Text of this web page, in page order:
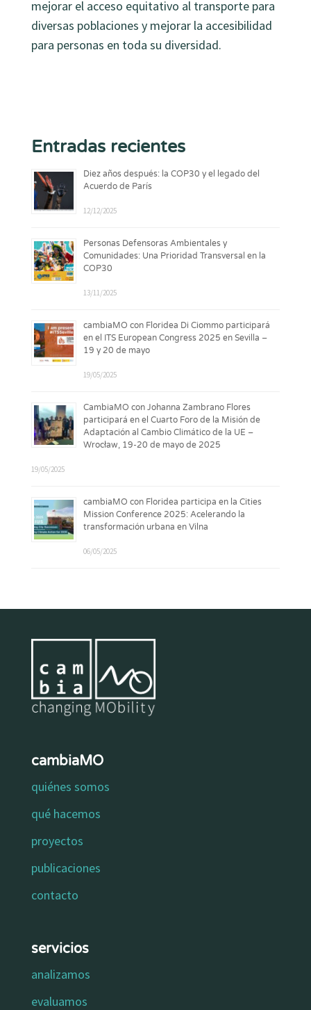
mejorar el acceso equitativo al transporte para
diversas poblaciones y mejorar la accesibilidad
para personas en toda su diversidad.
Entradas recientes
Diez años después: la COP30 y el legado del
Acuerdo de París
12/12/2025
Personas Defensoras Ambientales y
Comunidades: Una Prioridad Transversal en la
COP30
13/11/2025
cambiaMO con Floridea Di Ciommo participará
en el ITS European Congress 2025 en Sevilla –
19 y 20 de mayo
19/05/2025
CambiaMO con Johanna Zambrano Flores
participará en el Cuarto Foro de la Misión de
Adaptación al Cambio Climático de la UE –
Wrocław, 19-20 de mayo de 2025
19/05/2025
cambiaMO con Floridea participa en la Cities
Mission Conference 2025: Acelerando la
transformación urbana en Vilna
06/05/2025
cambiaMO
quiénes somos
qué hacemos
proyectos
publicaciones
contacto
servicios
analizamos
evaluamos